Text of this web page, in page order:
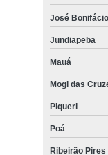
José Bonifácio
Jundiapeba
Mauá
Mogi das
Piqueri
Poá
Ribeirão Pires